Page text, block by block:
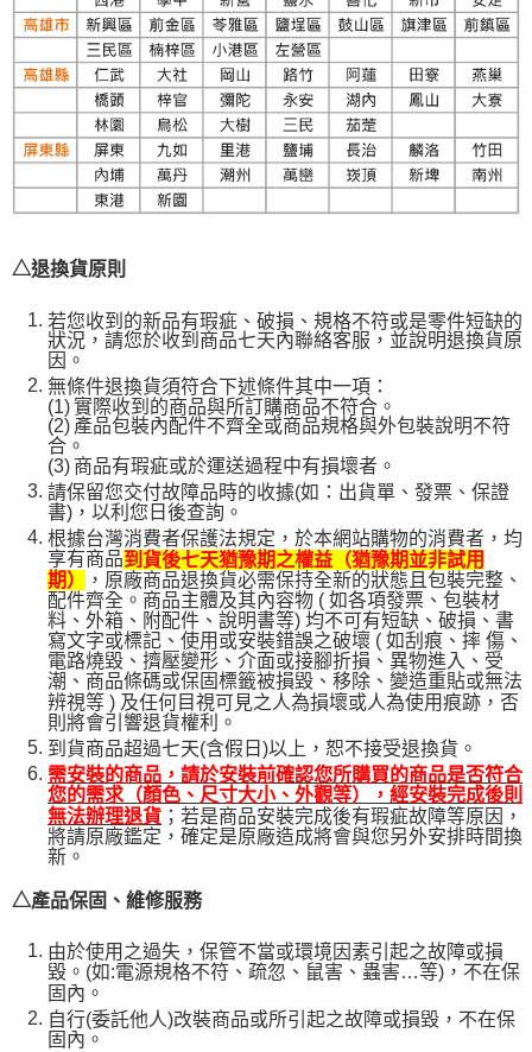
△退換貨原則
若您收到的新品有瑕疵、破損、規格不符或是零件短缺的
狀況，請您於收到商品七天內聯絡客服，並說明退換貨原
因。
無條件退換貨須符合下述條件其中一項：
(1)實際收到的商品與所訂購商品不符合。
(2) 產品包裝內配件不齊全或商品規格與外包裝說明不符
合。
(3) 商品有瑕疵或於運送過程中有損壞者。
請保留您交付故障品時的收據(如：出貨單、發票、保證
書)，以利您日後查詢。
根據台灣消費者保護法規定，於本網站購物的消費者，均
享有商品到貨後七天猶豫期之權益（猶豫期並非試用
期）
，原廠商品退換貨必需保持全新的狀態且包裝完整、
配件齊全。商品主體及其內容物 ( 如各項發票、包裝材
料、外箱、附配件、說明書等) 均不可有短缺、破損、書
寫文字或標記、使用或安裝錯誤之破壞 ( 如刮痕、摔 傷、
電路燒毀、擠壓變形、介面或接腳折損、異物進入、受
潮、商品條碼或保固標籤被損毀、移除、變造重貼或無法
辨視等 ) 及任何目視可見之人為損壞或人為使用痕跡，否
則將會引響退貨權利。
到貨商品超過七天(含假日)以上，恕不接受退換貨。
需安裝的商品，請於安裝前確認您所購買的商品是否符合
您的需求（顏色、尺寸大小、外觀等），經安裝完成後則
無法辦理退貨 ；若是商品安裝完成後有瑕疵故障等原因，
將請原廠鑑定，確定是原廠造成將會與您另外安排時間換
新。
△產品保固、維修服務
由於使用之過失，保管不當或環境因素引起之故障或損
毀。(如:電源規格不符、疏忽、鼠害、蟲害…等)，不在保
固內。
自行(委託他人)改裝商品或所引起之故障或損毀，不在保
固內。